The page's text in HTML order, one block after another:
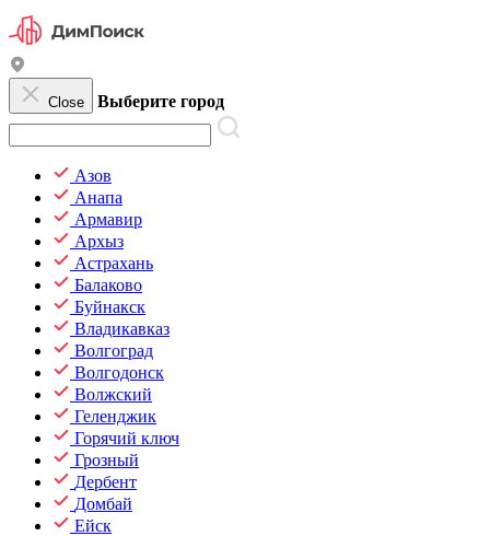
Close Выберите город
Азов
Анапа
Армавир
Архыз
Астрахань
Балаково
Буйнакск
Владикавказ
Волгоград
Волгодонск
Волжский
Геленджик
Горячий ключ
Грозный
Дербент
Домбай
Ейск